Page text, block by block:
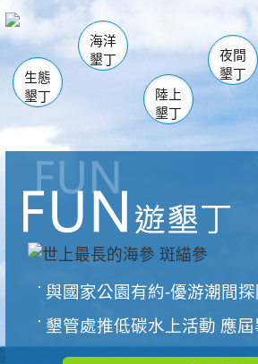
海生館
恆春
龍鑾潭自然中心 森林遊
瓊麻館
關山 墾管處遊客
社頂
船帆石
白砂 香
生態
墾丁
海洋
墾丁
陸上
墾丁
夜間
墾丁
與國家公園有約-優游潮間
墾管處推低碳水上活動 應屆畢